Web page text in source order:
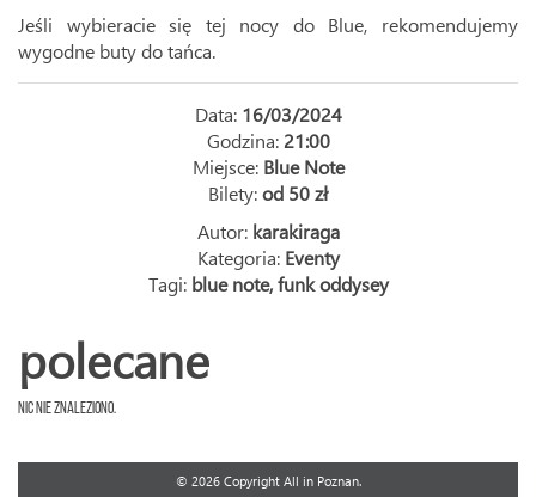
Jeśli wybieracie się tej nocy do Blue, rekomendujemy
wygodne buty do tańca.
Data: 16/03/2024
Godzina: 21:00
Miejsce: Blue Note
Bilety:od 50 zł
Autor: karakiraga
Kategoria: Eventy
Tagi: blue note,funk oddysey
polecane
Nic nie znaleziono.
© 2026 Copyright All in Poznan.